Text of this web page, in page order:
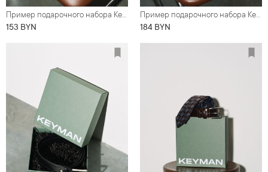
Пример подарочного набора Keyman (фирменная коробочка, галстук, шелковый нагрудный платок)
153 BYN
Пример подарочного набора Keyman (фирменная коробочка, майка поло)
184 BYN